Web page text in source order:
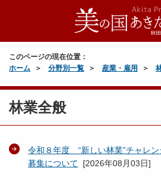
このページの現在位置：
ホーム
分野別一覧 産業・雇用
林業全般
令和８年度 “新しい林業”チャレ
募集について [2026年08月03日]